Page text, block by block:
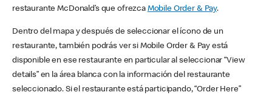
restaurante McDonald’s que ofrezca Mobile Order & Pay.
Dentro del mapa y después de seleccionar el ícono de un
restaurante, también podrás ver si Mobile Order & Pay está
disponible en ese restaurante en particular al seleccionar “View
details” en la área blanca con la información del restaurante
seleccionado. Si el restaurante está participando, “Order Here”